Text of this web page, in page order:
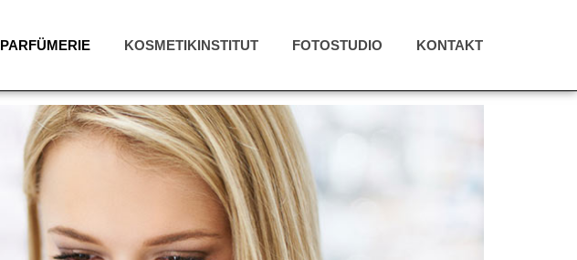
PARFÜMERIE KOSMETIKINSTITUT FOTOSTUDIO KONTAKT